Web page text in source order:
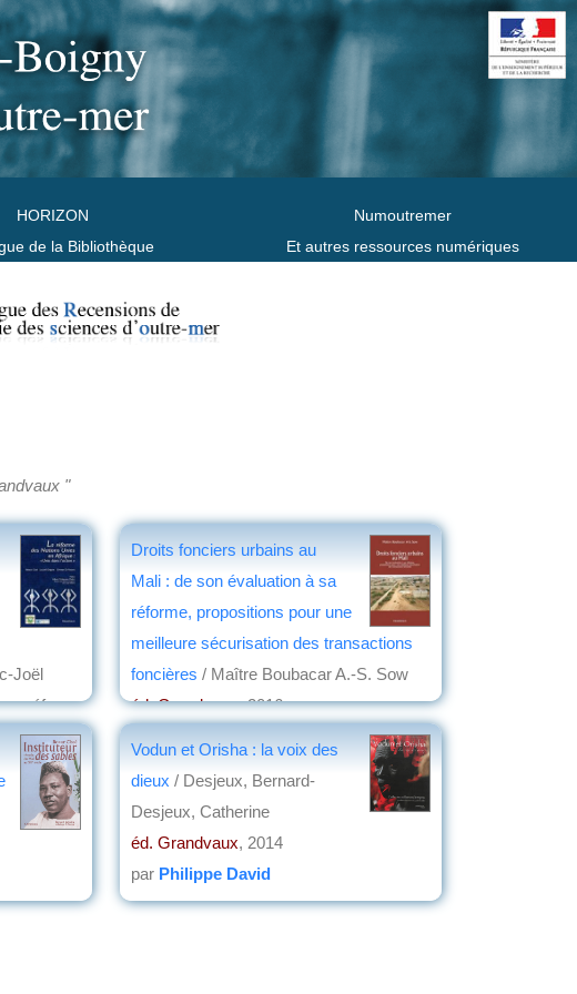
HORIZON
de la Bibliothèque
Numoutremer
Et autres ressources numériques
"
Joël
; préface
Droits fonciers urbains au
Mali : de son évaluation à sa
réforme, propositions pour une
meilleure sécurisation des transactions
foncières / Maître Boubacar A.-S. Sow
éd. Grandvaux, 2016
Vodun et Orisha : la voix des
dieux / Desjeux, Bernard-
Desjeux, Catherine
éd. Grandvaux, 2014
par Philippe David